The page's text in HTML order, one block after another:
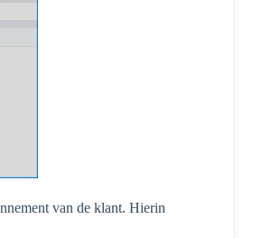
van de klant. Hierin